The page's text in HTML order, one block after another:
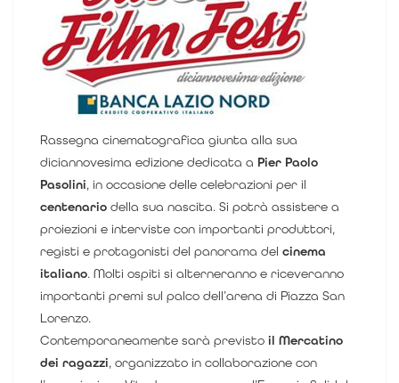
Rassegna cinematografica giunta alla sua
diciannovesima edizione dedicata a Pier Paolo
Pasolini, in occasione delle celebrazioni per il
centenario della sua nascita. Si potrà assistere a
proiezioni e interviste con importanti produttori,
registi e protagonisti del panorama del cinema
italiano. Molti ospiti si alterneranno e riceveranno
importanti premi sul palco dell’arena di Piazza San
Lorenzo.
Contemporaneamente sarà previsto il Mercatino
dei ragazzi, organizzato in collaborazione con